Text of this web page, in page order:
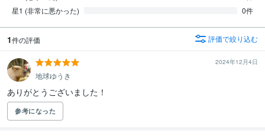
星1 (非常に悪かった)
0件
1件の評価 評価で絞り込む
2024年12月4日
地球ゆうき
ありがとうございました！
参考になった